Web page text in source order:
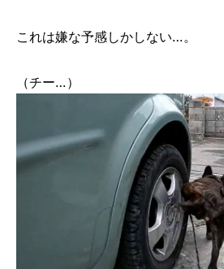
これは嫌な予感しかしない…。
（チー…）